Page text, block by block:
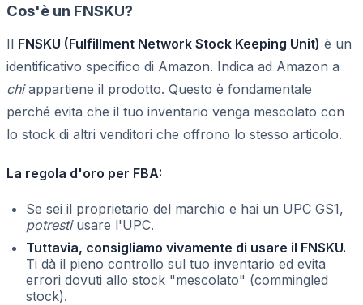
Cos'è un FNSKU?
Il FNSKU (Fulfillment Network Stock Keeping Unit) è un
identificativo specifico di Amazon. Indica ad Amazon a
chiappartiene il prodotto. Questo è fondamentale
perché evita che il tuo inventario venga mescolato con
lo stock di altri venditori che offrono lo stesso articolo.
La regola d'oro per FBA:
Se sei il proprietario del marchio e hai un UPC GS1,
potrestiusare l'UPC.
Tuttavia, consigliamo vivamente di usare il FNSKU.
Ti dà il pieno controllo sul tuo inventario ed evita
errori dovuti allo stock "mescolato" (commingled
stock).